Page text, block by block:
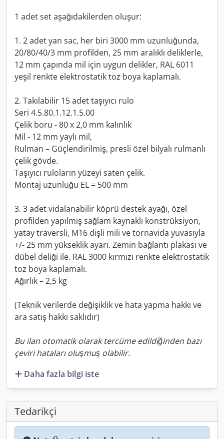
1 adet set aşağıdakilerden oluşur:
1. 2 adet yan sac, her biri 3000 mm uzunluğunda,
20/80/40/3 mm profilden, 25 mm aralıklı deliklerle,
12 mm çapında mil için uygun delikler, RAL 6011
yeşil renkte elektrostatik toz boya kaplamalı.
2. Takılabilir 15 adet taşıyıcı rulo
Seri 4.5.80.1.12.1.5.00
Çelik boru - 80 x 2,0 mm kalınlık
Mil - 12 mm yaylı mil,
Rulman – Güçlendirilmiş, presli özel bilyalı rulmanlı
çelik gövde.
Taşıyıcı ruloların yüzeyi saten çelik.
Montaj uzunluğu EL = 500 mm
3. 3 adet vidalanabilir köprü destek ayağı, özel
profilden yapılmış sağlam kaynaklı konstrüksiyon,
yatay traversli, M16 dişli mili ve tornavida yuvasıyla
+/- 25 mm yükseklik ayarı. Zemin bağlantı plakası ve
dübel deliği ile. RAL 3000 kırmızı renkte elektrostatik
toz boya kaplamalı.
Ağırlık – 2,5 kg
(Teknik verilerde değişiklik ve hata yapma hakkı ve
ara satış hakkı saklıdır)
Bu ilan otomatik olarak tercüme edildiğinden bazı
çeviri hataları oluşmuş olabilir.
Daha fazla bilgi iste
Tedarikçi